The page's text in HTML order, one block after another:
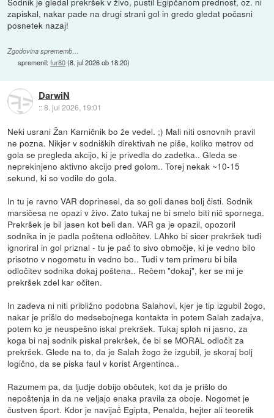
zapiskal, nakar pade na drugi strani gol in gredo gledat počasni
posnetek nazaj!
Zgodovina sprememb…
spremenil:fur80(8. jul 2026 ob 18:20)
DarwiN
::8. jul 2026, 19:01
Neki usrani Žan Karničnik bo že vedel. ;) Mali niti osnovnih pravil
ne pozna. Nikjer v sodniških direktivah ne piše, koliko metrov od
gola se pregleda akcijo, ki je privedla do zadetka.. Gleda se
neprekinjeno aktivno akcijo pred golom.. Torej nekak ~10-15
sekund, ki so vodile do gola.
In tu je ravno VAR doprinesel, da so goli danes bolj čisti. Sodnik
marsičesa ne opazi v živo. Zato tukaj ne bi smelo biti nič spornega.
Prekršek je bil jasen kot beli dan. VAR ga je opazil, opozoril
sodnika in je padla poštena odločitev. LAhko bi sicer prekršek tudi
ignoriral in gol priznal - tu je pač to sivo območje, ki je vedno bilo
prisotno v nogometu in vedno bo.. Tudi v tem primeru bi bila
odločitev sodnika dokaj poštena.. Rečem "dokaj", ker se mi je
prekršek zdel kar očiten.
In zadeva ni niti približno podobna Salahovi, kjer je tip izgubil žogo,
nakar je prišlo do medsebojnega kontakta in potem Salah zadajva,
potem ko je neuspešno iskal prekršek. Tukaj sploh ni jasno, za
koga bi naj sodnik piskal prekršek, če bi se MORAL odločit za
prekršek. Glede na to, da je Salah žogo že izgubil, je skoraj bolj
logično, da se piska faul v korist Argentinca..
Razumem pa, da ljudje dobijo občutek, kot da je prišlo do
nepoštenja in da ne veljajo enaka pravila za oboje. Nogomet je
čustven šport. Kdor je navijač Egipta, Penalda, hejter ali teoretik